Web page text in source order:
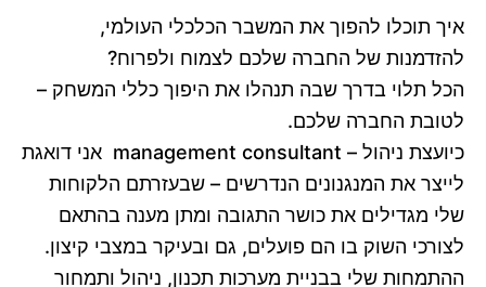
איך תוכלו להפוך את המשבר הכלכלי העולמי,
להזדמנות של החברה שלכם לצמוח ולפרוח?
הכל תלוי בדרך שבה תנהלו את היפוך כללי המשחק –
לטובת החברה שלכם.
כיועצת ניהול – management consultant אני דואגת
לייצר את המנגנונים הנדרשים – שבעזרתם הלקוחות
שלי מגדילים את כושר התגובה ומתן מענה בהתאם
לצורכי השוק בו הם פועלים, גם ובעיקר במצבי קיצון.
ההתמחות שלי בבניית מערכות תכנון, ניהול ותמחור